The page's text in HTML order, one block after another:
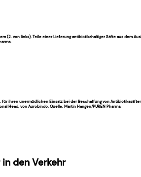
von links), Teile einer Lieferung antibiotikahaltiger Säfte aus dem
ihren unermüdlichen Einsatz bei der Beschaffung von
Head, von Aurobindo. Quelle: Martin Hangen/PUREN Pharma.
den Verkehr